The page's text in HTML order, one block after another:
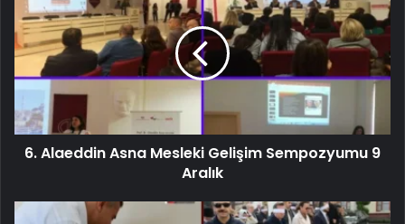
6. Alaeddin Asna Mesleki Gelişim Sempozyumu 9
Aralık